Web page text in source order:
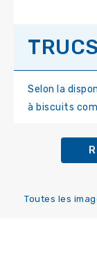
Selon la
à biscuits
Toutes les